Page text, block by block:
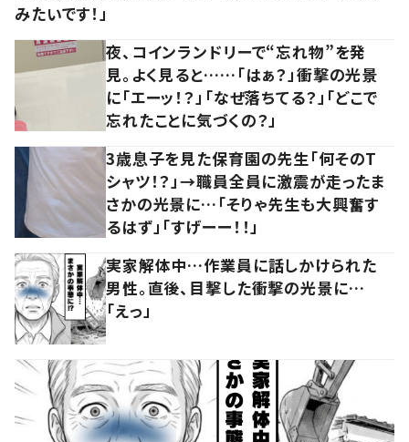
みたいです！」
夜、コインランドリーで“忘れ物”を発
見。よく見ると……「はぁ？」衝撃の光景
に「エーッ！？」「なぜ落ちてる？」「どこで
忘れたことに気づくの？」
3歳息子を見た保育園の先生「何そのT
シャツ！？」→職員全員に激震が走ったま
さかの光景に…「そりゃ先生も大興奮す
るはず」「すげーー！！」
実家解体中…作業員に話しかけられた
男性。直後、目撃した衝撃の光景に…
「えっ」